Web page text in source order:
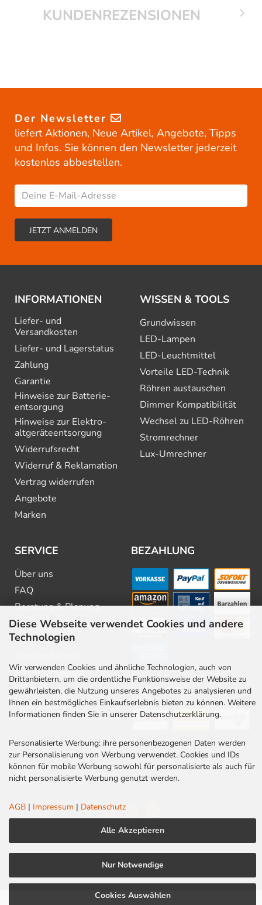
Diese Webseite verwendet Cookies und andere
Technologien
Wir verwenden Cookies und ähnliche Technologien, auch von
Drittanbietern, um die ordentliche Funktionsweise der Website zu
gewährleisten, die Nutzung unseres Angebotes zu analysieren und
Ihnen ein bestmögliches Einkaufserlebnis bieten zu können. Weitere
Informationen finden Sie in unserer Datenschutzerklärung.
Personalisierte Werbung: ihre personenbezogenen Daten werden
zur Personalisierung von Werbung verwendet. Cookies und IDs
können für mobile Werbung sowohl für personalisierte als auch für
nicht personalisierte Werbung genutzt werden.
AGB | Impressum | Datenschutz
Alle Akzeptieren
Nur Notwendige
Cookies Auswählen
KUNDENREZENSIONEN
Der Newsletter
liefert Aktionen, Neue Artikel, Angebote, Tipps
und Infos. Sie können den Newsletter jederzeit
kostenlos abbestellen.
INFORMATIONEN
Liefer- und
Versandkosten
Liefer- und Lagerstatus
Zahlung
Garantie
Hinweise zur Batterie­
entsorgung
Hinweise zur Elektro­
altgeräte­entsorgung
Widerrufsrecht
Widerruf & Reklamation
Vertrag widerrufen
Angebote
Marken
WISSEN & TOOLS
Grundwissen
LED-Lampen
LED-Leuchtmittel
Vorteile LED-Technik
Röhren austauschen
Dimmer Kompatibilität
Wechsel zu LED-Röhren
Stromrechner
Lux-Umrechner
SERVICE
Über uns
FAQ
Beratung & Planung
Downloads & Kataloge
Newsletter
Stellenangebote
Kontakt
Rabatt Codes
BEZAHLUNG
VERSAND
Datenschutz
LED Centrum | Qualität und Kompetenz seit 2010